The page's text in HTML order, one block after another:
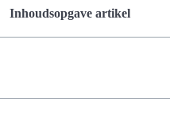
Inhoudsopgave artikel